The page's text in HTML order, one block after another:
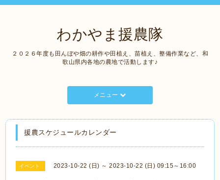
わかやま援農隊
２０２６年度も田んぼや畑の耕作や田植え、苗植え、整備作業など、和
歌山県内各地の農地で活動します♪
メニュー
援農スケジュールカレンダー
イベント 2023-10-22 (日) ～ 2023-10-22 (日) 09:15～16:00